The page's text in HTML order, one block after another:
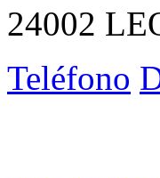
24002
Teléfono